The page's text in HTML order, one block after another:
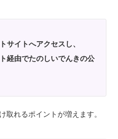
サイトへアクセスし、
経由でたのしいでんきの公
取れるポイントが増えます。